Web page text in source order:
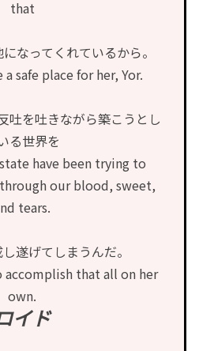
that
なってくれているから。
a safe place for her, Yor.
吐を吐きながら築こうとし
る世界を
have been trying to
our blood, sweet,
tears.
遂げてしまうんだ。
accomplish that all on her
own.
イド